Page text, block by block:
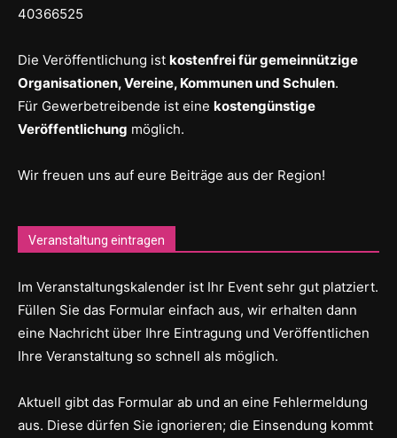
40366525
Die Veröffentlichung ist kostenfrei für gemeinnützige
Organisationen, Vereine, Kommunen und Schulen.
Für Gewerbetreibende ist eine kostengünstige
Veröffentlichung möglich.
Wir freuen uns auf eure Beiträge aus der Region!
Veranstaltung eintragen
Im Veranstaltungskalender ist Ihr Event sehr gut platziert.
Füllen Sie das Formular einfach aus, wir erhalten dann
eine Nachricht über Ihre Eintragung und Veröffentlichen
Ihre Veranstaltung so schnell als möglich.
Aktuell gibt das Formular ab und an eine Fehlermeldung
aus. Diese dürfen Sie ignorieren; die Einsendung kommt